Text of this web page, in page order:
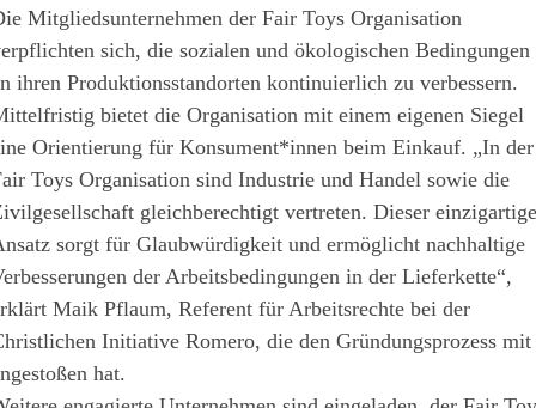
Mitgliedsunternehmen der Fair Toys Organisation
sich, die sozialen und ökologischen Bedingungen
ihren Produktionsstandorten kontinuierlich zu verbessern.
bietet die Organisation mit einem eigenen Siegel
Orientierung für Konsument*innen beim Einkauf. „In der
Toys Organisation sind Industrie und Handel sowie die
gleichberechtigt vertreten. Dieser einzigartige
sorgt für Glaubwürdigkeit und ermöglicht nachhaltige
der Arbeitsbedingungen in der Lieferkette“,
Maik Pflaum, Referent für Arbeitsrechte bei der
Initiative Romero, die den Gründungsprozess mit
hat.